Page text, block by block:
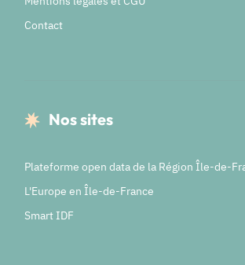
Contact
Nos sites
Plateforme open data de la Région Île-de-
L'Europe en Île-de-France
Smart IDF